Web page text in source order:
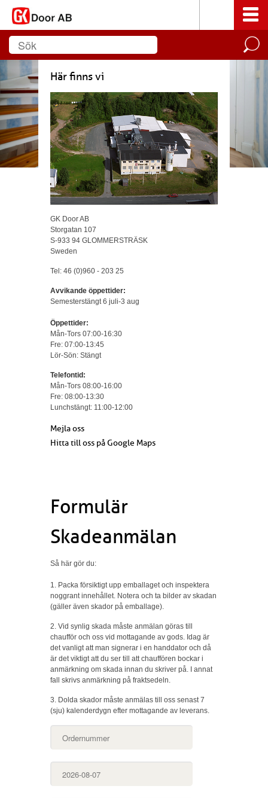
Här finns vi
GK Door AB
Storgatan 107
S-933 94 GLOMMERSTRÄSK
Sweden
Tel: 46 (0)960 - 203 25
Avvikande öppettider:
Semesterstängt 6 juli-3 aug
Öppettider:
Mån-Tors 07:00-16:30
Fre: 07:00-13:45
Lör-Sön: Stängt
Telefontid:
Mån-Tors 08:00-16:00
Fre: 08:00-13:30
Lunchstängt: 11:00-12:00
Mejla oss
Hitta till oss på Google Maps
Formulär
Skadeanmälan
Så här gör du:
1. Packa försiktigt upp emballaget och inspektera
noggrant innehållet. Notera och ta bilder av skadan
(gäller även skador på emballage).
2. Vid synlig skada måste anmälan göras till
chaufför och oss vid mottagande av gods. Idag är
det vanligt att man signerar i en handdator och då
är det viktigt att du ser till att chauffören bockar i
anmärkning om skada innan du skriver på. I annat
fall skrivs anmärkning på fraktsedeln.
3. Dolda skador måste anmälas till oss senast 7
(sju) kalenderdygn efter mottagande av leverans.